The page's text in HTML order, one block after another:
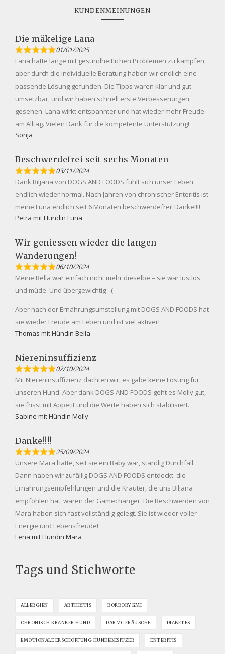
KUNDENMEINUNGEN
Die mäkelige Lana
01/01/2025
Lana hatte lange mit gesundheitlichen Problemen zu kämpfen,
aber durch die individuelle Beratung haben wir endlich eine
passende Lösung gefunden. Die Tipps waren klar und gut
umsetzbar, und wir haben schnell erste Verbesserungen
gesehen. Lana wirkt entspannter und hat wieder mehr Freude
am Alltag. Vielen Dank für die kompetente Unterstützung!
Sonja
Beschwerdefrei seit sechs Monaten
03/11/2024
Dank Biljana von DOGS AND FOODS fühlt sich unser Leben
endlich wieder normal. Nach Jahren von chronischer Enteritis ist
meine Luna endlich seit 6 Monaten beschwerdefrei! Danke!!!!
Petra mit Hündin Luna
Wir geniessen wieder die langen
Wanderungen!
06/10/2024
Meine Bella war einfach nicht mehr dieselbe – sie war lustlos
und müde. Und übergewichtig :-(.
Aber nach der Ernährungsumstellung mit DOGS AND FOODS hat
sie wieder Freude am Leben und ist viel aktiver!
Thomas mit Hündin Bella
Niereninsuffizienz
02/10/2024
Mit Niereninsuffizienz dachten wir, es gäbe keine Lösung für
unseren Hund. Aber dank DOGS AND FOODS geht es Molly gut,
sie frisst mit Appetit und die Werte haben sich stabilisiert.
Sabine mit Hündin Molly
Danke!!!!
25/09/2024
Unsere Mara hatte, seit sie ein Baby war, ständig Durchfall.
Dann haben wir zufällig DOGS AND FOODS entdeckt: die
Ernährungsempfehlungen und die Kräuter, die uns Biljana
empfohlen hat, waren der Gamechanger. Die Beschwerden von
Mara haben sich fast vollständig gelegt. Sie ist wieder voller
Energie und Lebensfreude!
Lena mit Hündin Mara
Tags und Stichworte
ALLERGIEN ARTHRITIS BORBORYGMI
CHRONISCH KRANKER HUND DARMGERÄUSCHE DIABETES
EMOTIONALE ERSCHÖPFUNG HUNDEBESITZER ENTERITIS